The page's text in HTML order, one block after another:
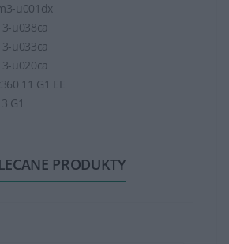
u001dx
u038ca
u033ca
u020ca
11 G1 EE
G1
PRODUKTY